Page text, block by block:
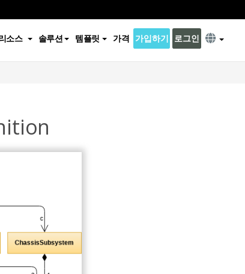
소스 솔루션 템플릿 가격 가입하기 로그인